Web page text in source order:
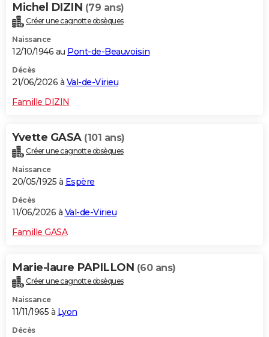
Michel DIZIN (79 ans)
Créer une cagnotte obsèques
Naissance
12/10/1946 au Pont-de-Beauvoisin
Décès
21/06/2026 à Val-de-Virieu
Famille DIZIN
Yvette GASA (101 ans)
Créer une cagnotte obsèques
Naissance
20/05/1925 à Espère
Décès
11/06/2026 à Val-de-Virieu
Famille GASA
Marie-laure PAPILLON (60 ans)
Créer une cagnotte obsèques
Naissance
11/11/1965 à Lyon
Décès